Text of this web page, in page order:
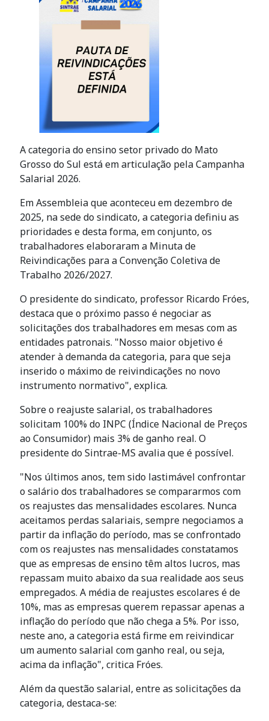
A categoria do ensino setor privado do Mato
Grosso do Sul está em articulação pela Campanha
Salarial 2026.
Em Assembleia que aconteceu em dezembro de
2025, na sede do sindicato, a categoria definiu as
prioridades e desta forma, em conjunto, os
trabalhadores elaboraram a Minuta de
Reivindicações para a Convenção Coletiva de
Trabalho 2026/2027.
O presidente do sindicato, professor Ricardo Fróes,
destaca que o próximo passo é negociar as
solicitações dos trabalhadores em mesas com as
entidades patronais. "Nosso maior objetivo é
atender à demanda da categoria, para que seja
inserido o máximo de reivindicações no novo
instrumento normativo", explica.
Sobre o reajuste salarial, os trabalhadores
solicitam 100% do INPC (Índice Nacional de Preços
ao Consumidor) mais 3% de ganho real. O
presidente do Sintrae-MS avalia que é possível.
"Nos últimos anos, tem sido lastimável confrontar
o salário dos trabalhadores se compararmos com
os reajustes das mensalidades escolares. Nunca
aceitamos perdas salariais, sempre negociamos a
partir da inflação do período, mas se confrontado
com os reajustes nas mensalidades constatamos
que as empresas de ensino têm altos lucros, mas
repassam muito abaixo da sua realidade aos seus
empregados. A média de reajustes escolares é de
10%, mas as empresas querem repassar apenas a
inflação do período que não chega a 5%. Por isso,
neste ano, a categoria está firme em reivindicar
um aumento salarial com ganho real, ou seja,
acima da inflação", critica Fróes.
Além da questão salarial, entre as solicitações da
categoria, destaca-se: